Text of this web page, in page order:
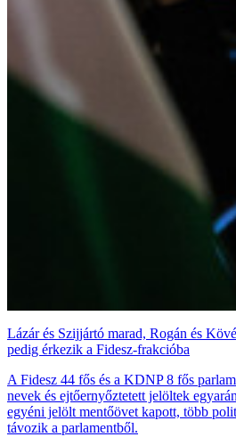
Lázár és Szijjártó marad, Rogán és
pedig érkezik a Fidesz-frakcióba
A Fidesz 44 fős és a KDNP 8 fős
nevek és ejtőernyőztetett jelöltek
egyéni jelölt mentőövet kapott, több
távozik a parlamentből.